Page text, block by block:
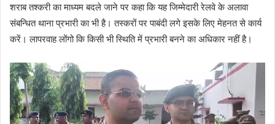
शराब तश्करी का माध्यम बदले जाने पर कहा कि यह जिम्मेदारी रेलवे के अलावा
संबन्धित थाना प्रभारी का भी है। तस्करों पर पाबंदी लगे इसके लिए मेहनत से कार्य
करें। लापरवाह लोंगो कि किसी भी स्थिति में प्रभारी बनने का अधिकार नहीं है।